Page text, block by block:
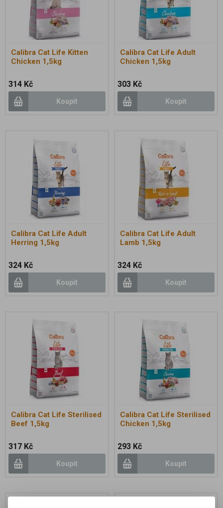
Calibra Cat Life Kitten
Chicken 1,5kg
314 Kč
Koupit
Calibra Cat Life Adult
Chicken 1,5kg
303 Kč
Koupit
Calibra Cat Life Adult
Herring 1,5kg
324 Kč
Koupit
Calibra Cat Life Adult
Lamb 1,5kg
324 Kč
Koupit
Calibra Cat Life Sterilised
Beef 1,5kg
317 Kč
Koupit
Calibra Cat Life Sterilised
Chicken 1,5kg
293 Kč
Koupit